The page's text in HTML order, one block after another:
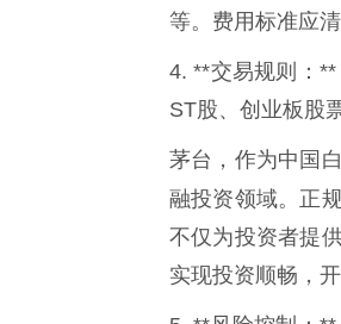
等。费用标准应
4. **交易规则：
ST股、创业板股
茅台，作为中国
融投资领域。正
不仅为投资者提
实现投资顺畅，